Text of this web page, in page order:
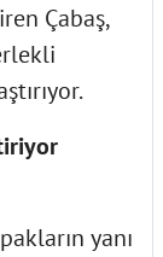
Çabaş,
yanı